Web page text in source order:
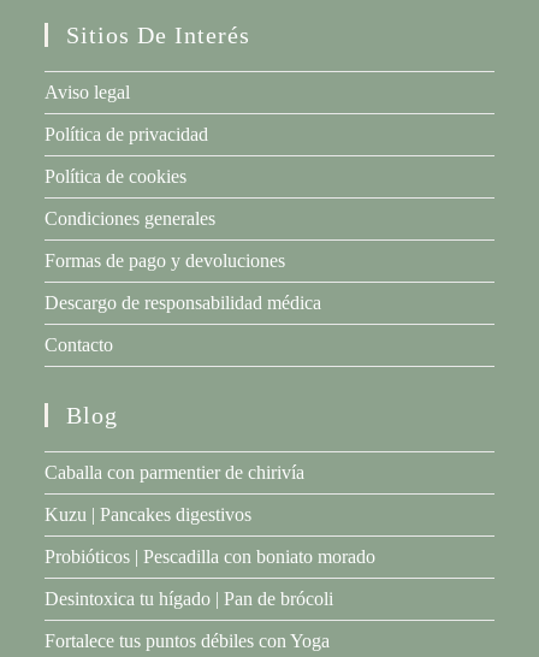
Sitios De Interés
Aviso legal
Política de privacidad
Política de cookies
Condiciones generales
Formas de pago y devoluciones
Descargo de responsabilidad médica
Contacto
Blog
Caballa con parmentier de chirivía
Kuzu | Pancakes digestivos
Probióticos | Pescadilla con boniato morado
Desintoxica tu hígado | Pan de brócoli
Fortalece tus puntos débiles con Yoga